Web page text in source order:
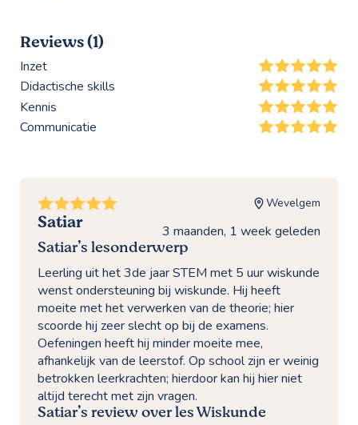
Reviews (1)
Inzet
Didactische skills
Kennis
Communicatie
Satiar
Wevelgem
3 maanden, 1 week geleden
Satiar’s lesonderwerp
Leerling uit het 3de jaar STEM met 5 uur wiskunde
wenst ondersteuning bij wiskunde. Hij heeft
moeite met het verwerken van de theorie; hier
scoorde hij zeer slecht op bij de examens.
Oefeningen heeft hij minder moeite mee,
afhankelijk van de leerstof. Op school zijn er weinig
betrokken leerkrachten; hierdoor kan hij hier niet
altijd terecht met zijn vragen.
Satiar’s review over les Wiskunde